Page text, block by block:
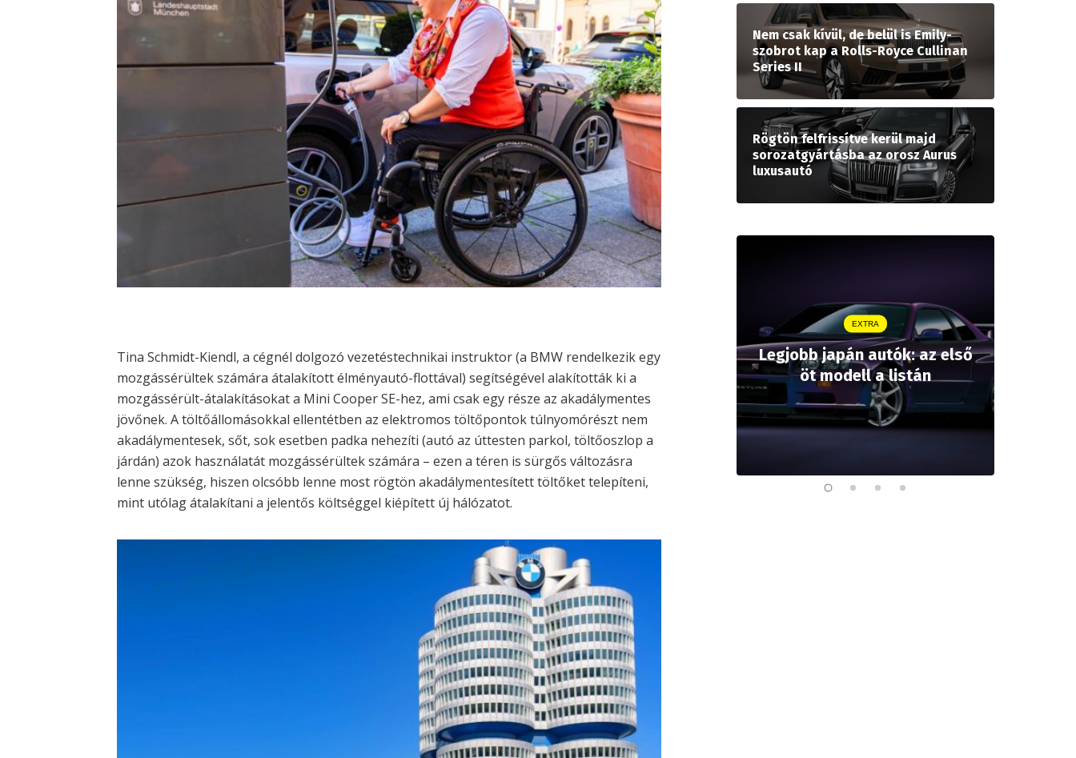
Tina Schmidt-Kiendl, a cégnél dolgozó vezetéstechnikai instruktor (a BMW rendelkezik egy
mozgássérültek számára átalakított élményautó-flottával) segítségével alakították ki a
mozgássérült-átalakításokat a Mini Cooper SE-hez, ami csak egy része az akadálymentes
jövőnek. A töltőállomásokkal ellentétben az elektromos töltőpontok túlnyomórészt nem
akadálymentesek, sőt, sok esetben padka nehezíti (autó az úttesten parkol, töltőoszlop a
járdán) azok használatát mozgássérültek számára – ezen a téren is sürgős változásra
lenne szükség, hiszen olcsóbb lenne most rögtön akadálymentesített töltőket telepíteni,
mint utólag átalakítani a jelentős költséggel kiépített új hálózatot.
Nem csak kívül, de belül is Emily-
szobrot kap a Rolls-Royce Cullinan
Series II
Rögtön felfrissítve kerül majd
sorozatgyártásba az orosz Aurus
luxusautó
EXTRA
Legjobb japán autók: az első
öt modell a listán